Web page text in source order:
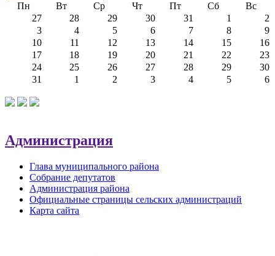
Пн
Вт Ср Чт Пт Сб
Вс
27
28 29 30 31 1
2
3
4 5 6 7 8
9
10
11 12 13 14 15
16
17
18 19 20 21 22
23
24
25 26 27 28 29
30
31
1 2 3 4 5 6
Администрация
Глава муниципального района
Собрание депутатов
Администрация района
Официальные страницы сельских администраций
Карта сайта